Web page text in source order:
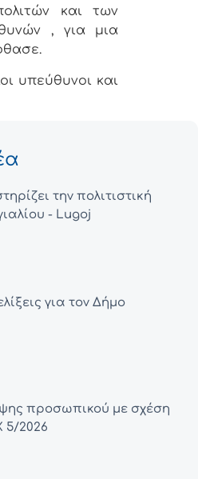
και των
, για μια
υπεύθυνοι και
την πολιτιστική
- Lugoj
για τον Δήμο
προσωπικού με σχέση
5/2026